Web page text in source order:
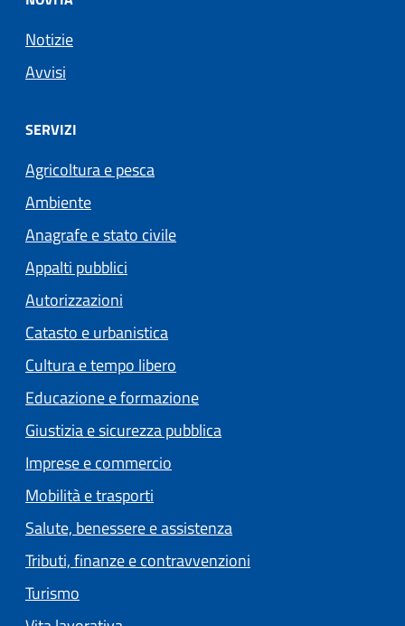
Notizie
Avvisi
SERVIZI
Agricoltura e pesca
Ambiente
Anagrafe e stato civile
Appalti pubblici
Autorizzazioni
Catasto e urbanistica
Cultura e tempo libero
Educazione e formazione
Giustizia e sicurezza pubblica
Imprese e commercio
Mobilità e trasporti
Salute, benessere e assistenza
Tributi, finanze e contravvenzioni
Turismo